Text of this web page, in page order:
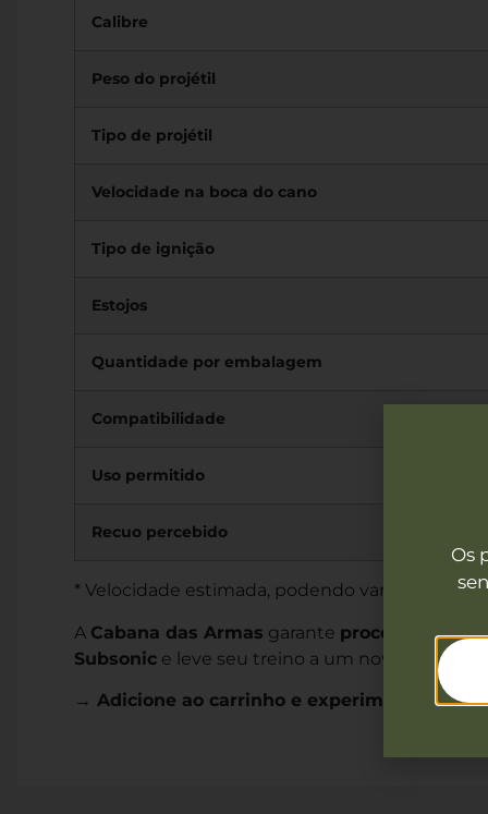
Calibre
Peso do projétil
Tipo de projétil
Velocidade na boca do cano
Tipo de ignição
Estojos
Quantidade por embalagem
Compatibilidade
Uso permitido
Recuo percebido
* Velocidade estimada, podendo variar
A Cabana das Armas garante procedência,
Subsonic e leve seu treino a um novo nível de
→ Adicione ao carrinho e experimente o
Os